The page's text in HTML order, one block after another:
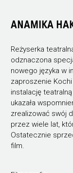
ANAMIKA
Reżyserka
odznaczona
nowego języka w
zaproszenie
instalację
ukazała
zrealizować swój
przez wiele lat,
Ostatecznie
film.